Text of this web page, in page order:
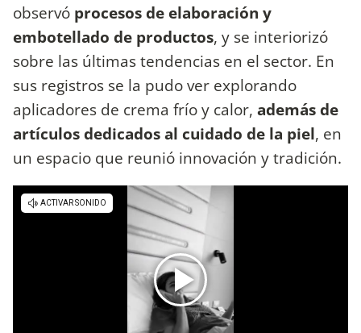
observó procesos de elaboración y
embotellado de productos, y se interiorizó
sobre las últimas tendencias en el sector. En
sus registros se la pudo ver explorando
aplicadores de crema frío y calor, además de
artículos dedicados al cuidado de la piel, en
un espacio que reunió innovación y tradición.